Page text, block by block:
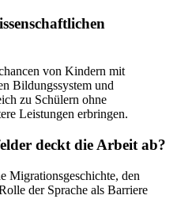
von Kindern mit
Bildungssystem und
zu Schülern ohne
Leistungen erbringen.
deckt die Arbeit ab?
Migrationsgeschichte, den
der Sprache als Barriere